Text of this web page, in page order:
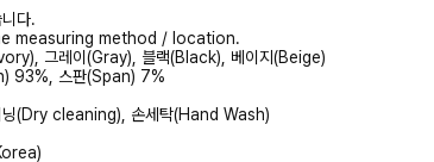
다.
measuring method / location.
그레이(Gray), 블랙(Black), 베이지(Beige)
93%, 스판(Span) 7%
닝(Dry cleaning), 손세탁(Hand Wash)